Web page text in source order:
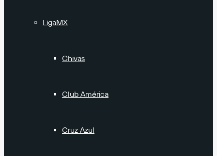
LigaMX
Chivas
Club América
Cruz Azul